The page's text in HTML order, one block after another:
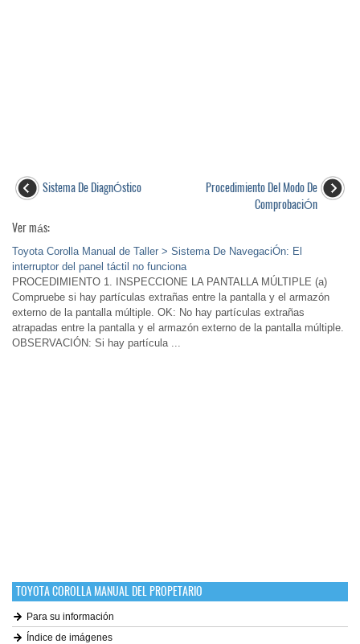
Sistema De DiagnÓstico
Procedimiento Del Modo De
ComprobaciÓn
Ver más:
Toyota Corolla Manual de Taller > Sistema De NavegaciÓn: El
interruptor del panel táctil no funciona
PROCEDIMIENTO 1. INSPECCIONE LA PANTALLA MÚLTIPLE (a)
Compruebe si hay partículas extrañas entre la pantalla y el armazón
externo de la pantalla múltiple. OK: No hay partículas extrañas
atrapadas entre la pantalla y el armazón externo de la pantalla múltiple.
OBSERVACIÓN: Si hay partícula ...
TOYOTA COROLLA MANUAL DEL PROPETARIO
Para su información
Índice de imágenes